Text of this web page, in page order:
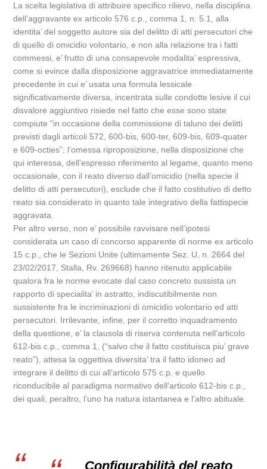
La scelta legislativa di attribuire specifico rilievo, nella disciplina
dell’aggravante ex articolo 576 c.p., comma 1, n. 5.1, alla
identita’ del soggetto autore sia del delitto di atti persecutori che
di quello di omicidio volontario, e non alla relazione tra i fatti
commessi, e’ frutto di una consapevole modalita’ espressiva,
come si evince dalla disposizione aggravatrice immediatamente
precedente in cui e’ usata una formula lessicale
significativamente diversa, incentrata sulle condotte lesive il cui
disvalore aggiuntivo risiede nel fatto che esse sono state
compiute “in occasione della commissione di taluno dei delitti
previsti dagli articoli 572, 600-bis, 600-ter, 609-bis, 609-quater
e 609-octies”; l’omessa riproposizione, nella disposizione che
qui interessa, dell’espresso riferimento al legame, quanto meno
occasionale, con il reato diverso dall’omicidio (nella specie il
delitto di atti persecutori), esclude che il fatto costitutivo di detto
reato sia considerato in quanto tale integrativo della fattispecie
aggravata.
Per altro verso, non e’ possibile ravvisare nell’ipotesi
considerata un caso di concorso apparente di norme ex articolo
15 c.p., che le Sezioni Unite (ultimamente Sez. U, n. 2664 del
23/02/2017, Stalla, Rv. 269668) hanno ritenuto applicabile
qualora fra le norme evocate dal caso concreto sussista un
rapporto di specialita’ in astratto, indiscutibilmente non
sussistente fra le incriminazioni di omicidio volontario ed atti
persecutori. Irrilevante, infine, per il corretto inquadramento
della questione, e’ la clausola di riserva contenuta nell’articolo
612-bis c.p., comma 1, (“salvo che il fatto costituisca piu’ grave
reato”), attesa la oggettiva diversita’ tra il fatto idoneo ad
integrare il delitto di cui all’articolo 575 c.p. e quello
riconducibile al paradigma normativo dell’articolo 612-bis c.p.,
dei quali, peraltro, l’uno ha natura istantanea e l’altro abituale.
Configurabilità del reato